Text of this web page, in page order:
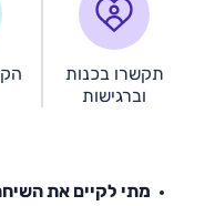
תקשרו בכנות
וברגישות
מתי לקיים את